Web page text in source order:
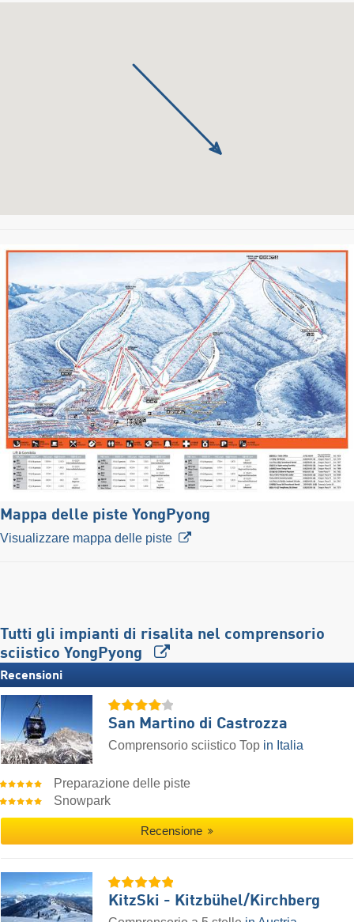
Mappa delle piste YongPyong
Visualizzare mappa delle piste
Tutti gli impianti di risalita nel comprensorio
sciistico YongPyong
Recensioni
San Martino di Castrozza
Comprensorio sciistico Top in Italia
Preparazione delle piste
Snowpark
Recensione
KitzSki - Kitzbühel/​Kirchberg